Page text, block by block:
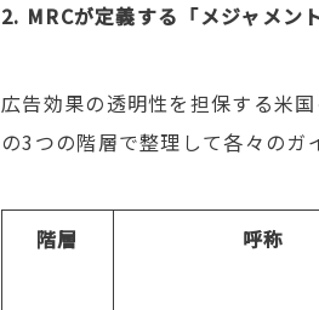
2. MRCが定義する「メジャメン
広告効果の透明性を担保する米国
の3 つの階層で整理して各々のガ
階層 呼称